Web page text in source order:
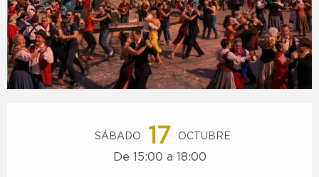
SÁBADO 17 OCTUBRE
De 15:00 a 18:00